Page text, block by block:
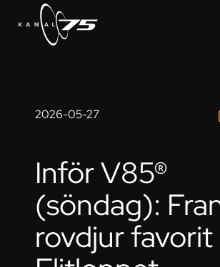
2026-05-27
Inför V85®
(söndag):
rovdjur favorit